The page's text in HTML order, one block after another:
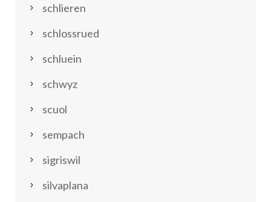
schlieren
schlossrued
schluein
schwyz
scuol
sempach
sigriswil
silvaplana